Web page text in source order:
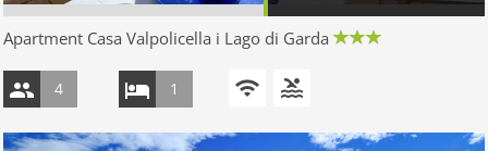
Apartment Casa Valpolicella i Lago di Garda
4 1